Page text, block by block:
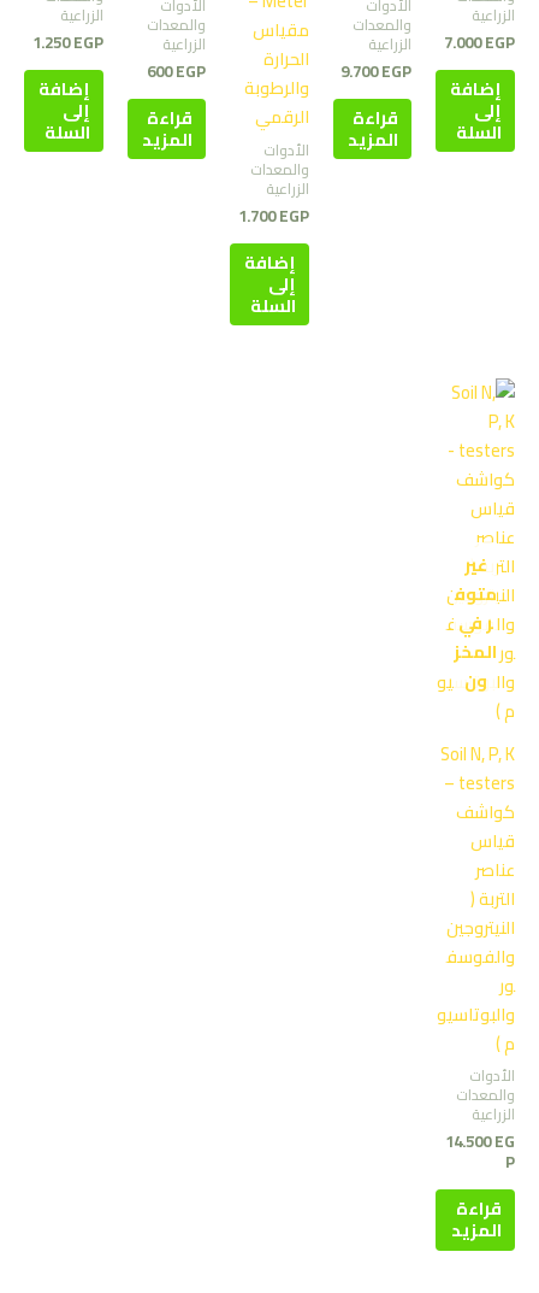
الزراعية
7.000EGP
إضافة
إلى
السلة
والمعدات
الزراعية
9.700EGP
قراءة
المزيد
مقياس
الحرارة
والرطوبة
الرقمي
الأدوات
والمعدات
الزراعية
1.700EGP
إضافة
إلى
السلة
والمعدات
الزراعية
600EGP
قراءة
المزيد
الزراعية
1.250EGP
إضافة
إلى
السلة
غير
متوف
ر في
المخز
ون
Soil N, P, K
testers –
كواشف
قياس
عناصر
التربة (
النيتروجين
والفوسف
ور
والبوتاسيو
م )
الأدوات
والمعدات
الزراعية
14.500EG
P
قراءة
المزيد